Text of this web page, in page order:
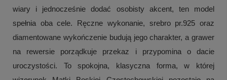
wiary i jednocześnie dodać osobisty akcent, ten model
spełnia oba cele. Ręczne wykonanie, srebro pr.925 oraz
diamentowane wykończenie budują jego charakter, a grawer
na rewersie porządkuje przekaz i przypomina o dacie
uroczystości. To spokojna, klasyczna forma, w której